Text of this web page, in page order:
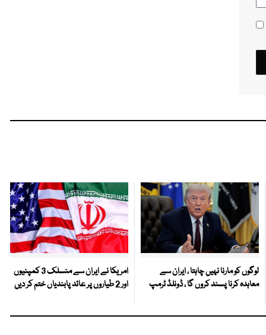
لوگوں کو مارنا نہیں چاہتا ، ایران سے
معاہدہ کرنا پسند کروں گا ، ڈونلڈ ٹرمپ
امریکا نے ایران سے منسلک 3 کمپنیوں
اور 2 طیاروں پر عائد پابندیاں ختم کر دیں